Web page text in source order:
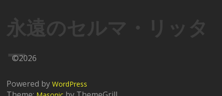
永遠のセルマ・リッタ
ー
©2026
Powered byWordPress